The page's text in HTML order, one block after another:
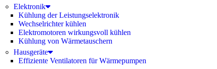
Elektronik
Kühlung der Leistungselektronik
Wechselrichter kühlen
Elektromotoren wirkungsvoll kühlen
Kühlung von Wärmetauschern
Hausgeräte
Effiziente Ventilatoren für Wärmepumpen